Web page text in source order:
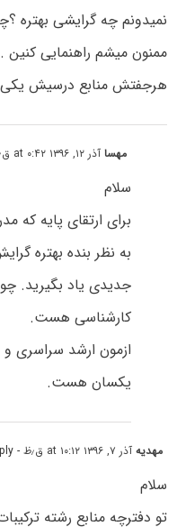
نمیدونم چه گرایشی بهتره
ممنون میشم راهنمایی کنین
هرجفتش منابع درسیش
مهساآذر ۱۲, ۱۳۹۶ at ۰:۴۲ ق٫ظ
سلام
برای ارتقای پایه
به نظر بنده بهتره
جدیدی یاد بگیرید.
کارشناسی هست.
ازمون ارشد سراسری و
یکسان هست.
مهدیهآذر ۷, ۱۳۹۶ at ۱۰:۱۲ ق٫ظ - Reply
سلام
تو دفترچه منابع رشته